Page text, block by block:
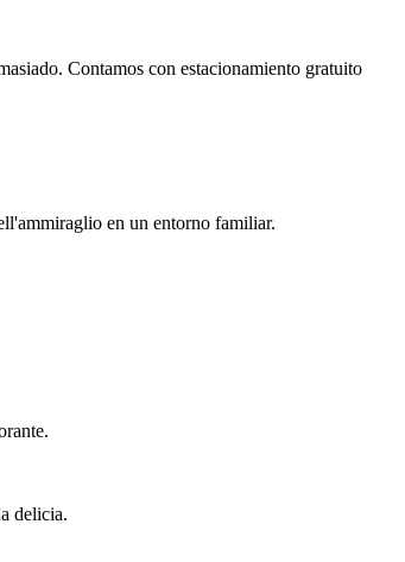
Contamos con estacionamiento gratuito
en un entorno familiar.
delicia.